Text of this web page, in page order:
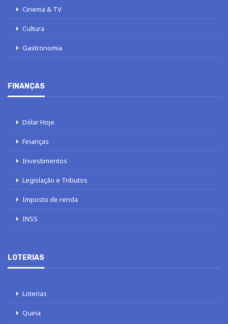
Cinema & TV
Cultura
Gastronomia
FINANÇAS
Dólar Hoje
Finanças
Investimentos
Legislação e Tributos
Imposto de renda
INSS
LOTERIAS
Loterias
Quina